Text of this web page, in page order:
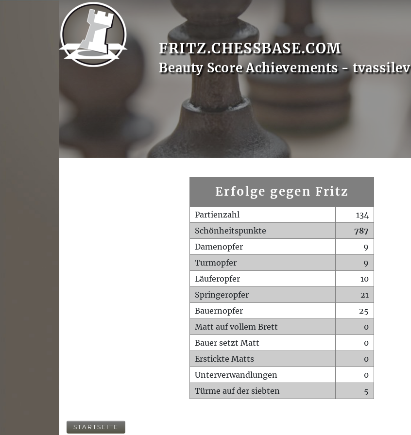
FRITZ.CHESSBASE.COM
Beauty Score Achievements - tvassilev
Erfolge gegen Fritz
Partienzahl
134
Schönheitspunkte
787
Damenopfer
9
Turmopfer
9
Läuferopfer
10
Springeropfer
21
Bauernopfer
25
Matt auf vollem Brett
0
Bauer setzt Matt
0
Erstickte Matts
0
Unterverwandlungen
0
Türme auf der siebten
5
STARTSEITE